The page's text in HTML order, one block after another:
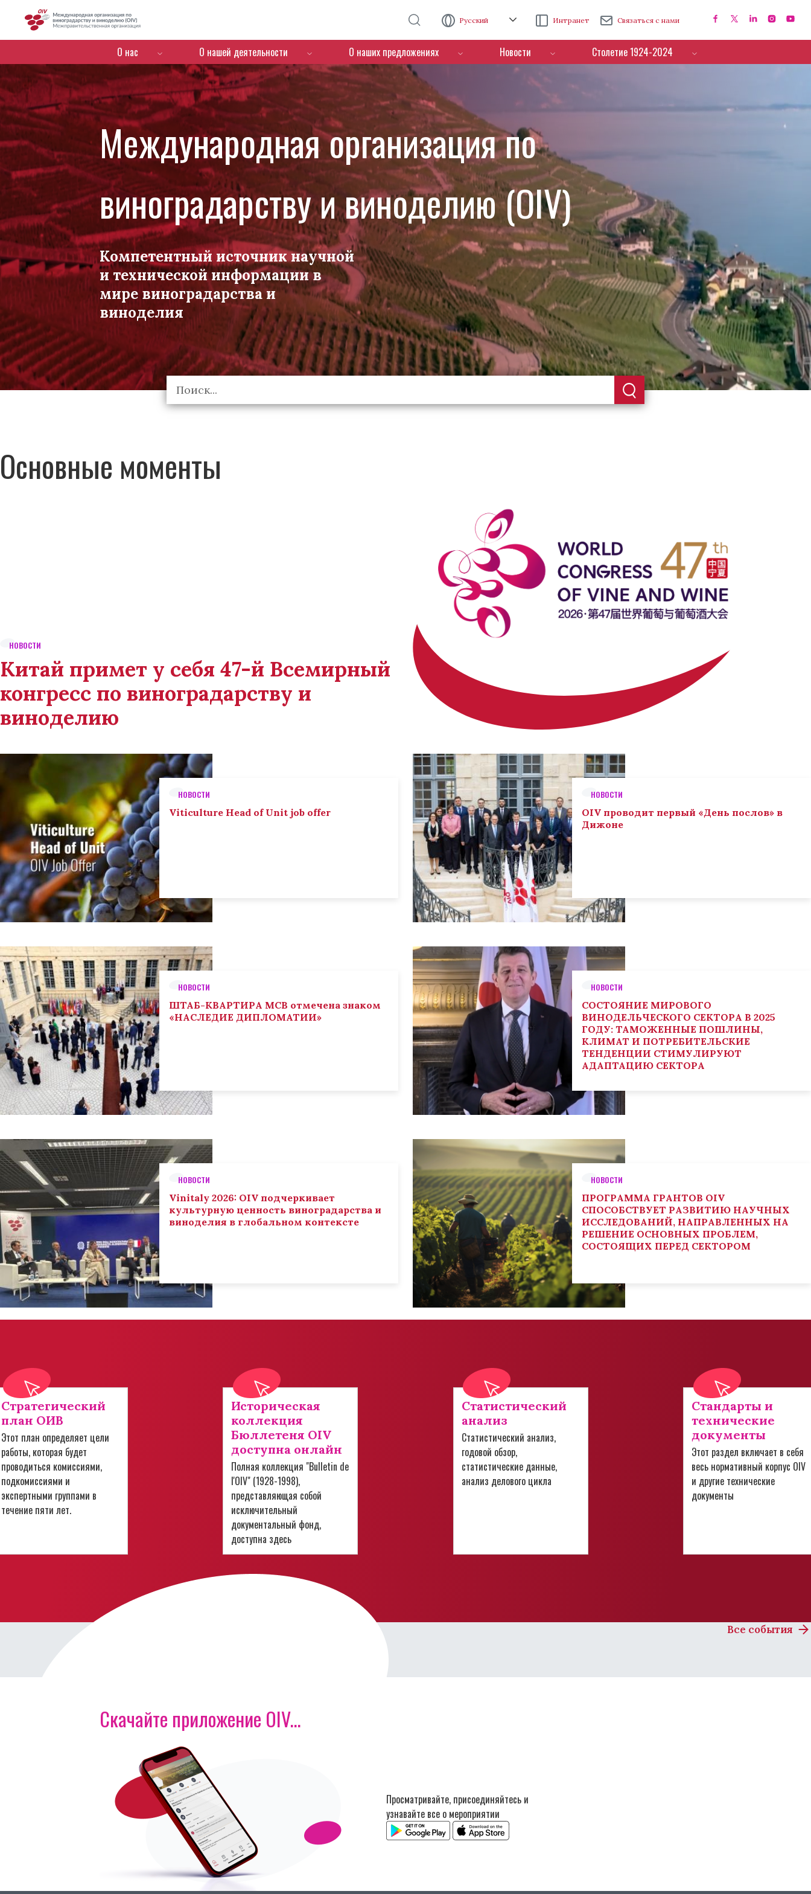
Русский Интранет Связаться с нами
Menú de navegación
О нас О нашей деятельности О наших предложениях Новости Столетие 1924-2024
Международная организация по
виноградарству и виноделию (OIV)
Компетентный источник научной
и технической информации в
мире виноградарства и
виноделия
Основные моменты
НОВОСТИ
Китай примет у себя 47-й Всемирный
конгресс по виноградарству и
виноделию
НОВОСТИ
Viticulture Head of Unit job offer
НОВОСТИ
OIV проводит первый «День послов» в
Дижоне
НОВОСТИ
ШТАБ-КВАРТИРА МСВ отмечена знаком
«НАСЛЕДИЕ ДИПЛОМАТИИ»
НОВОСТИ
СОСТОЯНИЕ МИРОВОГО
ВИНОДЕЛЬЧЕСКОГО СЕКТОРА В 2025
ГОДУ: ТАМОЖЕННЫЕ ПОШЛИНЫ,
КЛИМАТ И ПОТРЕБИТЕЛЬСКИЕ
ТЕНДЕНЦИИ СТИМУЛИРУЮТ
АДАПТАЦИЮ СЕКТОРА
НОВОСТИ
Vinitaly 2026: OIV подчеркивает
культурную ценность виноградарства и
виноделия в глобальном контексте
НОВОСТИ
ПРОГРАММА ГРАНТОВ OIV
СПОСОБСТВУЕТ РАЗВИТИЮ НАУЧНЫХ
ИССЛЕДОВАНИЙ, НАПРАВЛЕННЫХ НА
РЕШЕНИЕ ОСНОВНЫХ ПРОБЛЕМ,
СОСТОЯЩИХ ПЕРЕД СЕКТОРОМ
Стратегический
план ОИВ
Этот план определяет цели
работы, которая будет
проводиться комиссиями,
подкомиссиями и
экспертными группами в
течение пяти лет.
Историческая
коллекция
Бюллетеня OIV
доступна онлайн
Полная коллекция "Bulletin de
l'OIV" (1928-1998),
представляющая собой
исключительный
документальный фонд,
доступна здесь
Статистический
анализ
Статистический анализ,
годовой обзор,
статистические данные,
анализ делового цикла
Стандарты и
технические
документы
Этот раздел включает в себя
весь нормативный корпус OIV
и другие технические
документы
Все события
Скачайте приложение OIV...
Просматривайте, присоединяйтесь и
узнавайте все о мероприятии